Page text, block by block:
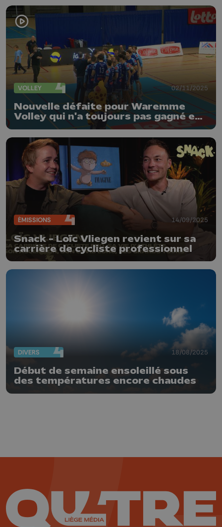
VOLLEY 02/11/2025
Nouvelle défaite pour Waremme
Volley qui n'a toujours pas gagné en
championnat
ÉMISSIONS 14/09/2025
Snack - Loïc Vliegen revient sur sa
carrière de cycliste professionnel
DIVERS 18/08/2025
Début de semaine ensoleillé sous
des températures encore chaudes